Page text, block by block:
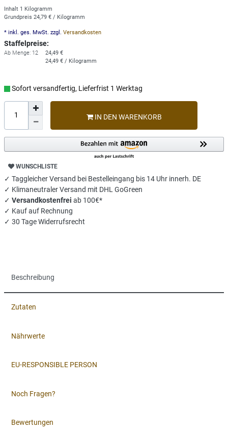
Inhalt 1
Kilogramm
Grundpreis 24,79 € / Kilogramm
* inkl. ges. MwSt. zzgl. Versandkosten
Staffelpreise:
Ab Menge: 12
24,49 €
24,49 € / Kilogramm
Sofort versandfertig, Lieferfrist 1 Werktag
IN DEN WARENKORB
WUNSCHLISTE
✓ Taggleicher Versand bei Bestelleingang bis 14 Uhr innerh. DE
✓ Klimaneutraler Versand mit DHL GoGreen
✓ Versandkostenfrei ab 100€*
✓ Kauf auf Rechnung
✓ 30 Tage Widerrufsrecht
Beschreibung
Zutaten
Nährwerte
EU-RESPONSIBLE PERSON
Noch Fragen?
Bewertungen